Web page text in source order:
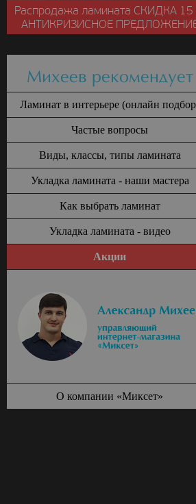
Распродажа ламината СКИДКА15
АНТИКРИЗИСНОЕ
Михеев рекомендует
Ламинат в интерьере (онлайн
Частые вопросы
Виды, классы, типы ламината
Укладка ламината - наши мастера
Как выбрать ламинат
Укладка ламината - видео
Акции
О компании «Миксет»